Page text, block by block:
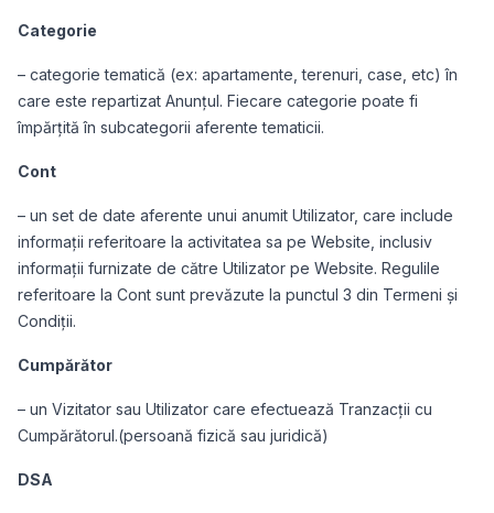
Categorie
– categorie tematică (ex: apartamente, terenuri, case, etc) în
care este repartizat Anunțul. Fiecare categorie poate fi
împărțită în subcategorii aferente tematicii.
Cont
– un set de date aferente unui anumit Utilizator, care include
informații referitoare la activitatea sa pe Website, inclusiv
informații furnizate de către Utilizator pe Website. Regulile
referitoare la Cont sunt prevăzute la punctul 3 din Termeni și
Condiții.
Cumpărător
– un Vizitator sau Utilizator care efectuează Tranzacții cu
Cumpărătorul.(persoană fizică sau juridică)
DSA